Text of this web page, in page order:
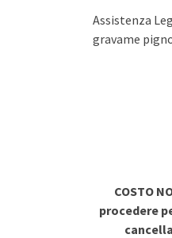
Assistenza
gravame
COSTO
procedere